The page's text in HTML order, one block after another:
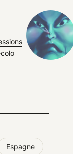
Espagne